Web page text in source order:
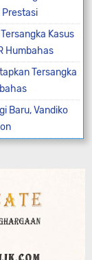
Prestasi
Kasus
Humbahas
Tersangka
Baru, Vandiko